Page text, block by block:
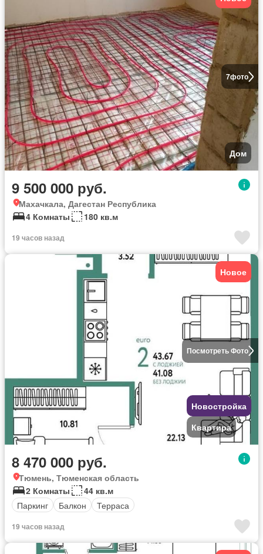
7фото
Дом
9 500 000 руб.
Махачкала, Дагестан Республика
4 Комнаты
180 кв.м
19 часов назад
Посмотреть Фото
Новое
Новостройка
Квартира
8 470 000 руб.
Тюмень, Тюменская область
2 Комнаты
44 кв.м
Паркинг
Балкон Терраса
19 часов назад